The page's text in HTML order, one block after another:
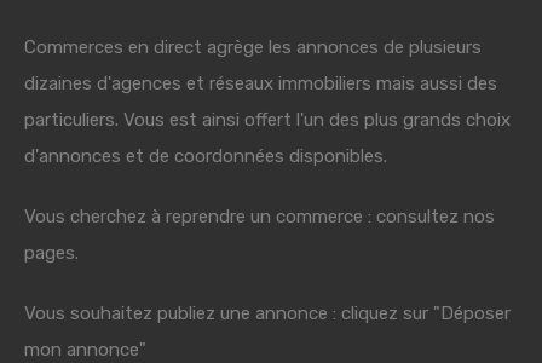
Commerces en direct agrège les annonces de plusieurs
dizaines d'agences et réseaux immobiliers mais aussi des
particuliers. Vous est ainsi offert l'un des plus grands choix
d'annonces et de coordonnées disponibles.
Vous cherchez à reprendre un commerce : consultez nos
pages.
Vous souhaitez publiez une annonce : cliquez sur "Déposer
mon annonce"